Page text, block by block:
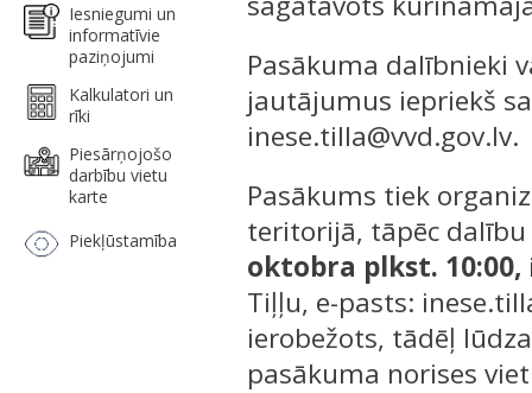
Iesniegumi un
informatīvie
paziņojumi
Kalkulatori un
rīki
Piesārņojošo
darbību vietu
karte
Piekļūstamība
Pasākuma dalībnieki
jautājumus iepriekš
inese.tilla@vvd.gov.lv.
Pasākums tiek
teritorijā, tāpēc
oktobra plkst. 10:00,
Tiļļu, e-pasts:
ierobežots, tādēļ
pasākuma norises